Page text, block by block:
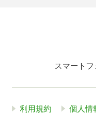
スマートフ
利用規約 個人情